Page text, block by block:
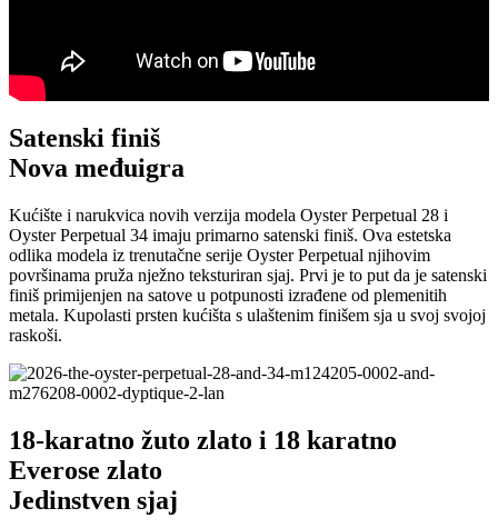
Satenski finiš
Nova međuigra
Kućište i narukvica novih verzija modela Oyster Perpetual 28 i
Oyster Perpetual 34 imaju primarno satenski finiš. Ova estetska
odlika modela iz trenutačne serije Oyster Perpetual njihovim
površinama pruža nježno teksturiran sjaj. Prvi je to put da je satenski
finiš primijenjen na satove u potpunosti izrađene od plemenitih
metala. Kupolasti prsten kućišta s ulaštenim finišem sja u svoj svojoj
raskoši.
18-karatno žuto zlato i 18 karatno
Everose zlato
Jedinstven sjaj